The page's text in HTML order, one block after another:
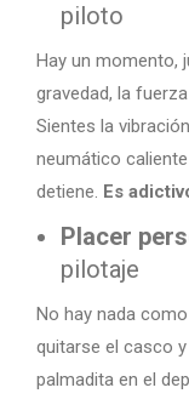
piloto
Hay un momento,
gravedad, la
Sientes la
neumático
detiene. Es
Placer
pilotaje
No hay nada
quitarse el casco
palmadita en el